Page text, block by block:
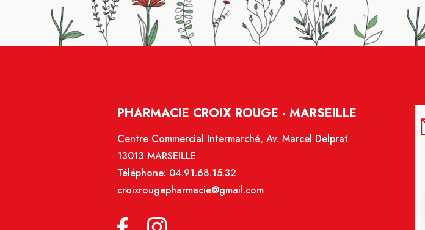
PHARMACIE CROIX ROUGE - MARSEILLE
Centre Commercial Intermarché, Av. Marcel Delprat
13013 MARSEILLE
Téléphone: 04.91.68.15.32
croixrougepharmacie@gmail.com